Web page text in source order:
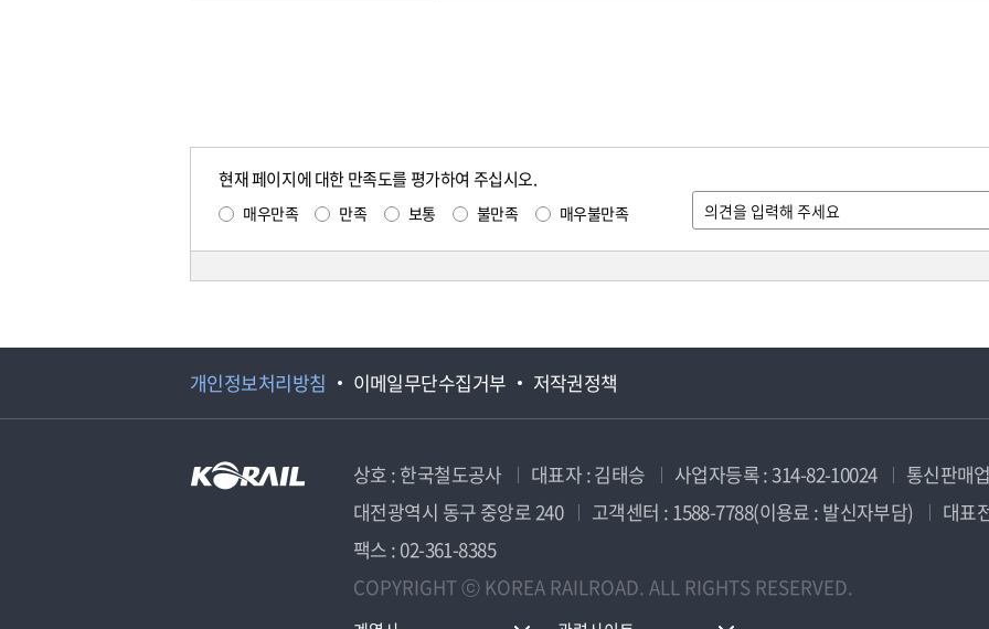
현재 페이지에 대한 만족도를 평가하여 주십시오.
매우만족 만족 보통 불만족 매우불만족
개인정보처리방침 이메일무단수집거부 저작권정책
상호 : 한국철도공사 대표자 : 김태승 사업자등록 : 314-82-10024
통신판매
대전광역시 동구 중앙로 240
고객센터 : 1588-7788(이용료 : 발신자부담)
대표
팩스 : 02-361-8385
COPYRIGHT ⓒ KOREA RAILROAD. ALL RIGHTS RESERVED.